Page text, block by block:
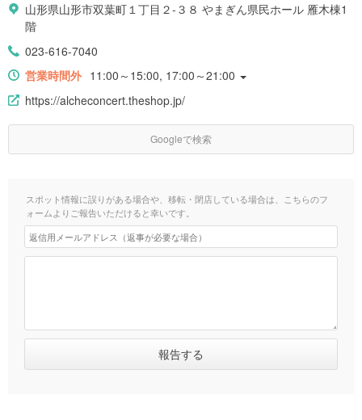
山形県山形市双葉町１丁目２-３８ やまぎん県民ホール 雁木棟1
階
023-616-7040
営業時間外 11:00～15:00, 17:00～21:00
https://alcheconcert.theshop.jp/
Googleで検索
スポット情報に誤りがある場合や、移転・閉店している場合は、こちらのフ
ォームよりご報告いただけると幸いです。